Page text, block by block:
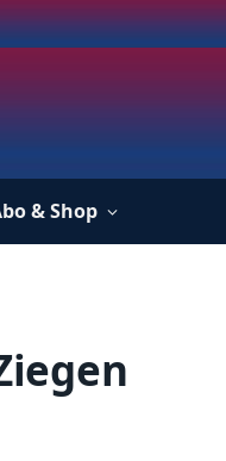
& Shop